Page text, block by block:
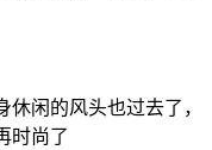
闲的风头也过去了，
时尚了